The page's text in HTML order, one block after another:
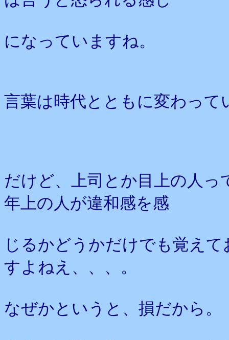
になっていますね。
言葉は時代とともに変わって
だけど、上司とか目上の人
年上の人が違和感を感
じるかどうかだけでも覚え
すよねえ、、、。
なぜかというと、損だから。